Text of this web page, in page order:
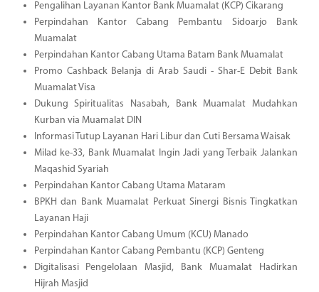
Pengalihan Layanan Kantor Bank Muamalat (KCP) Cikarang
Perpindahan Kantor Cabang Pembantu Sidoarjo Bank
Muamalat
Perpindahan Kantor Cabang Utama Batam Bank Muamalat
Promo Cashback Belanja di Arab Saudi - Shar-E Debit Bank
Muamalat Visa
Dukung Spiritualitas Nasabah, Bank Muamalat Mudahkan
Kurban via Muamalat DIN
Informasi Tutup Layanan Hari Libur dan Cuti Bersama Waisak
Milad ke-33, Bank Muamalat Ingin Jadi yang Terbaik Jalankan
Maqashid Syariah
Perpindahan Kantor Cabang Utama Mataram
BPKH dan Bank Muamalat Perkuat Sinergi Bisnis Tingkatkan
Layanan Haji
Perpindahan Kantor Cabang Umum (KCU) Manado
Perpindahan Kantor Cabang Pembantu (KCP) Genteng
Digitalisasi Pengelolaan Masjid, Bank Muamalat Hadirkan
Hijrah Masjid